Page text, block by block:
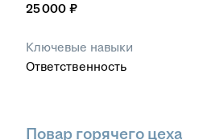
25 000 ₽
Ключевые навыки
Ответственность
Повар горячего цеха